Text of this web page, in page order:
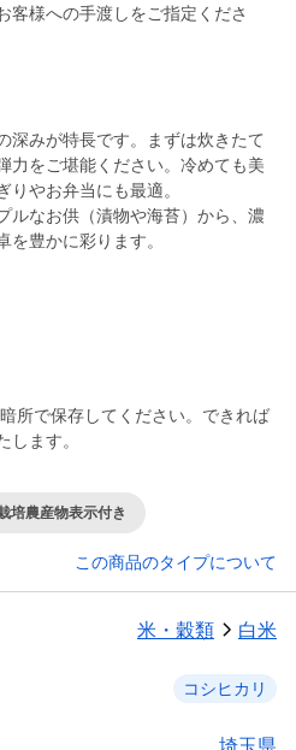
客様への手渡しをご指定くださ
深みが特長です。まずは炊きたて
力をご堪能ください。冷めても美
やお弁当にも最適。
ルなお供（漬物や海苔）から、濃
を豊かに彩ります。
所で保存してください。できれば
します。
培農産物表示付き
この商品のタイプについて
米・穀類 白米
コシヒカリ